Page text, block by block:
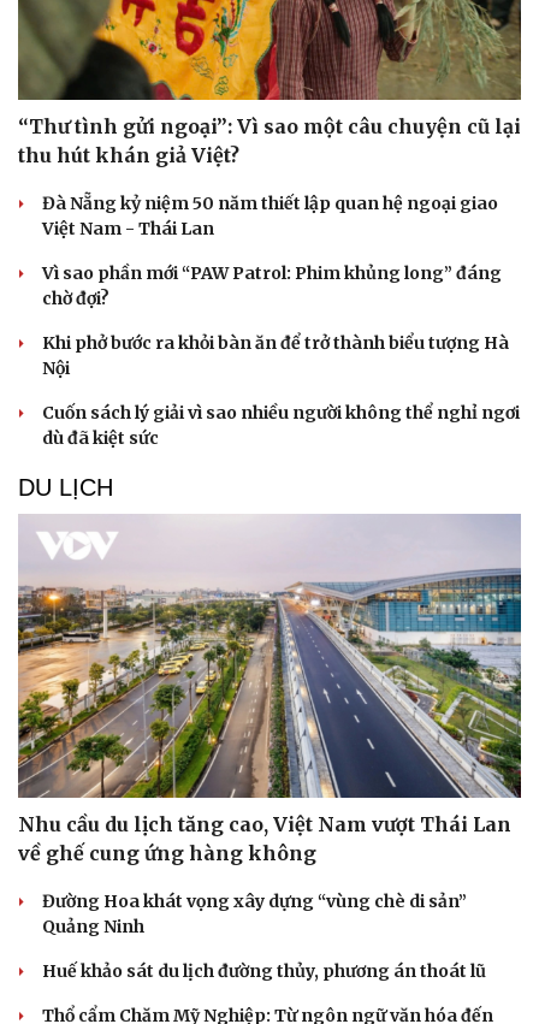
Văn hóa
Sân khấu - Điện ảnh
Văn học
Âm nhạc
Di sản
Nghệ sĩ
“Thư tình gửi ngoại”: Vì sao một câu chuyện cũ lại
thu hút khán giả Việt?
Đà Nẵng kỷ niệm 50 năm thiết lập quan hệ ngoại giao
Việt Nam - Thái Lan
Vì sao phần mới “PAW Patrol: Phim khủng long” đáng
chờ đợi?
Khi phở bước ra khỏi bàn ăn để trở thành biểu tượng Hà
Nội
Cuốn sách lý giải vì sao nhiều người không thể nghỉ ngơi
dù đã kiệt sức
DU LỊCH
Nhu cầu du lịch tăng cao, Việt Nam vượt Thái Lan
về ghế cung ứng hàng không
Đường Hoa khát vọng xây dựng “vùng chè di sản”
Quảng Ninh
Huế khảo sát du lịch đường thủy, phương án thoát lũ
Thổ cẩm Chăm Mỹ Nghiệp: Từ ngôn ngữ văn hóa đến